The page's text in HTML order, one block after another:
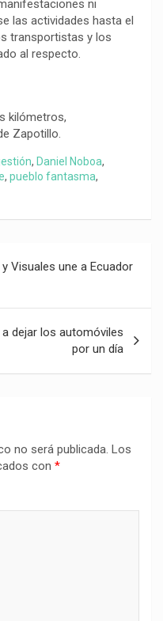
ni
las actividades hasta el
transportistas y los
al respecto.
kilómetros,
Zapotillo.
, Daniel Noboa,
, pueblo fantasma,
Visuales une a Ecuador
dejar los automóviles
por un día
no será publicada. Los
con *